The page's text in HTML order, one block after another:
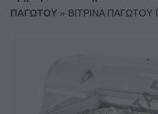
ΠΑΓΩΤΟΥ » ΒΙΤΡΙΝΑ ΠΑΓΩΤΟΥ